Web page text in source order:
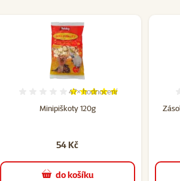
2
Minipiškoty 120g
Hodnocení 98%, počet
47×hodnocení
54 Kč
do košíku